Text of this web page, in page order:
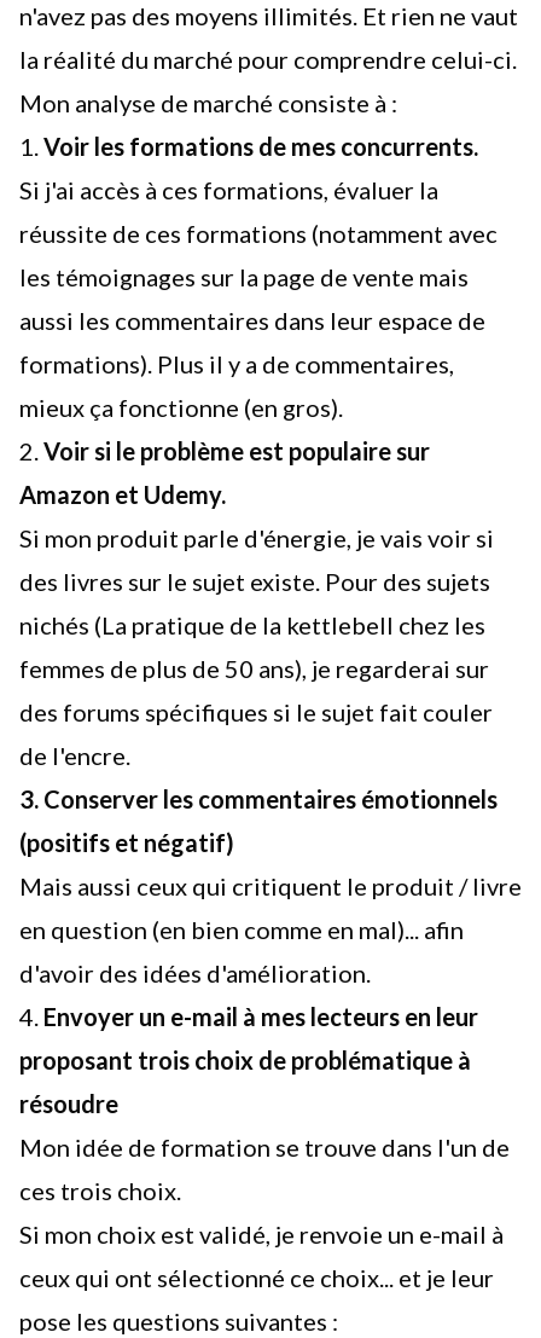
n'avez pas des moyens illimités. Et rien ne vaut
la réalité du marché pour comprendre celui-ci.
Mon analyse de marché consiste à :
1. Voir les formations de mes concurrents.
Si j'ai accès à ces formations, évaluer la
réussite de ces formations (notamment avec
les témoignages sur la page de vente mais
aussi les commentaires dans leur espace de
formations). Plus il y a de commentaires,
mieux ça fonctionne (en gros).
2. Voir si le problème est populaire sur
Amazon et Udemy.
Si mon produit parle d'énergie, je vais voir si
des livres sur le sujet existe. Pour des sujets
nichés (La pratique de la kettlebell chez les
femmes de plus de 50 ans), je regarderai sur
des forums spécifiques si le sujet fait couler
de l'encre.
3. Conserver les commentaires émotionnels
(positifs et négatif)
Mais aussi ceux qui critiquent le produit / livre
en question (en bien comme en mal)... afin
d'avoir des idées d'amélioration.
4. Envoyer un e-mail à mes lecteurs en leur
proposant trois choix de problématique à
résoudre
Mon idée de formation se trouve dans l'un de
ces trois choix.
Si mon choix est validé, je renvoie un e-mail à
ceux qui ont sélectionné ce choix... et je leur
pose les questions suivantes :